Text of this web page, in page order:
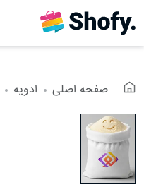
صفحه اصلی ادویه